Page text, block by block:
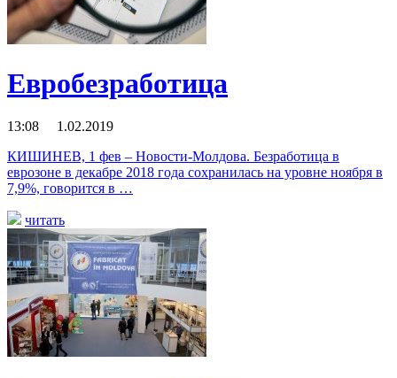
Евробезработица
13:08 1.02.2019
КИШИНЕВ, 1 фев – Новости-Молдова. Безработица в
еврозоне в декабре 2018 года сохранилась на уровне ноября в
7,9%, говорится в …
читать